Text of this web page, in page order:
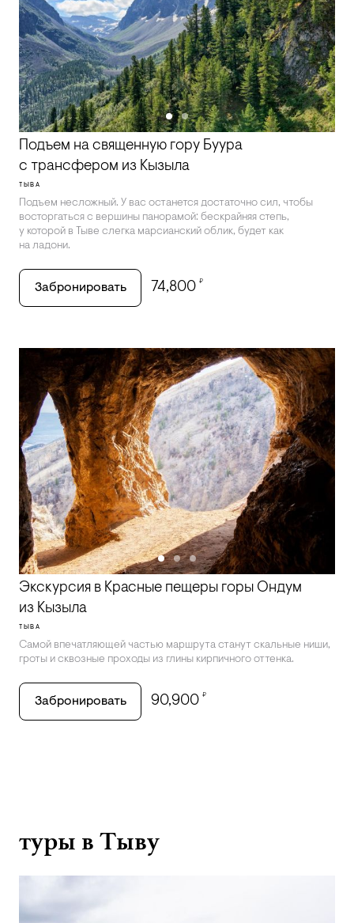
Подъем на священную гору Буура
с трансфером из Кызыла
ТЫВА
Подъем несложный. У вас останется достаточно сил, чтобы
восторгаться с вершины панорамой: бескрайняя степь,
у которой в Тыве слегка марсианский облик, будет как
на ладони.
Забронировать 74,800 ₽
Экскурсия в Красные пещеры горы Ондум
из Кызыла
ТЫВА
Самой впечатляющей частью маршрута станут скальные ниши,
гроты и сквозные проходы из глины кирпичного оттенка.
Забронировать 90,900 ₽
туры в Тыву